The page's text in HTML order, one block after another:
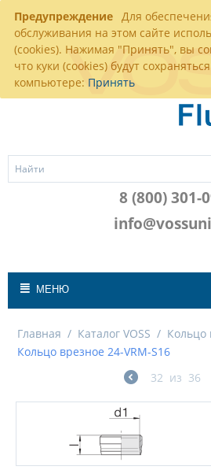
Предупреждение Для
обслуживания на этом сайте
(cookies). Нажимая "Принять", вы
что куки (cookies) будут
компьютере: Принять
8 (800) 301-
МЕНЮ
Главная / Каталог VOSS / Кольцо
Кольцо врезное 24-VRM-S16
32 из 36